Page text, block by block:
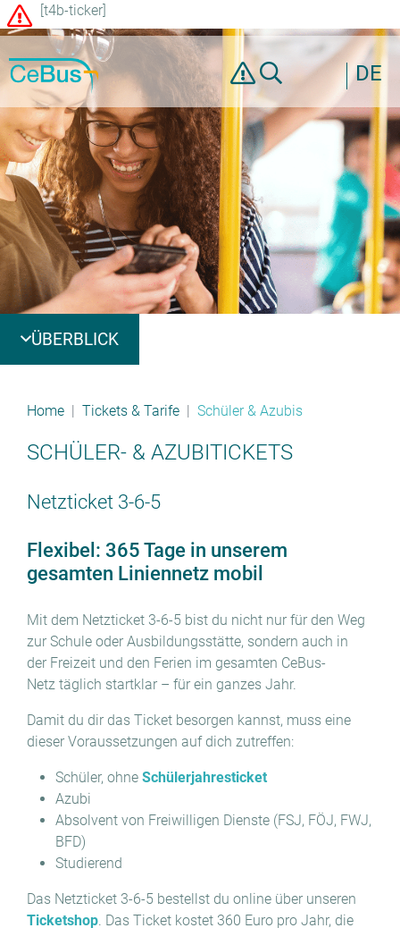
[t4b-ticker]
DE
ÜBERBLICK
Home Tickets & Tarife Schüler & Azubis
SCHÜLER- & AZUBITICKETS
Netzticket 3-6-5
Flexibel: 365 Tage in unserem
gesamten Liniennetz mobil
Mit dem Netzticket 3-6-5 bist du nicht nur für den Weg
zur Schule oder Ausbildungsstätte, sondern auch in
der Freizeit und den Ferien im gesamten CeBus-
Netz täglich startklar – für ein ganzes Jahr.
Damit du dir das Ticket besorgen kannst, muss eine
dieser Voraussetzungen auf dich zutreffen:
Schüler, ohne Schülerjahresticket
Azubi
Absolvent von Freiwilligen Dienste (FSJ, FÖJ, FWJ,
BFD)
Studierend
Das Netzticket 3-6-5 bestellst du online über unseren
Ticketshop. Das Ticket kostet 360 Euro pro Jahr, die